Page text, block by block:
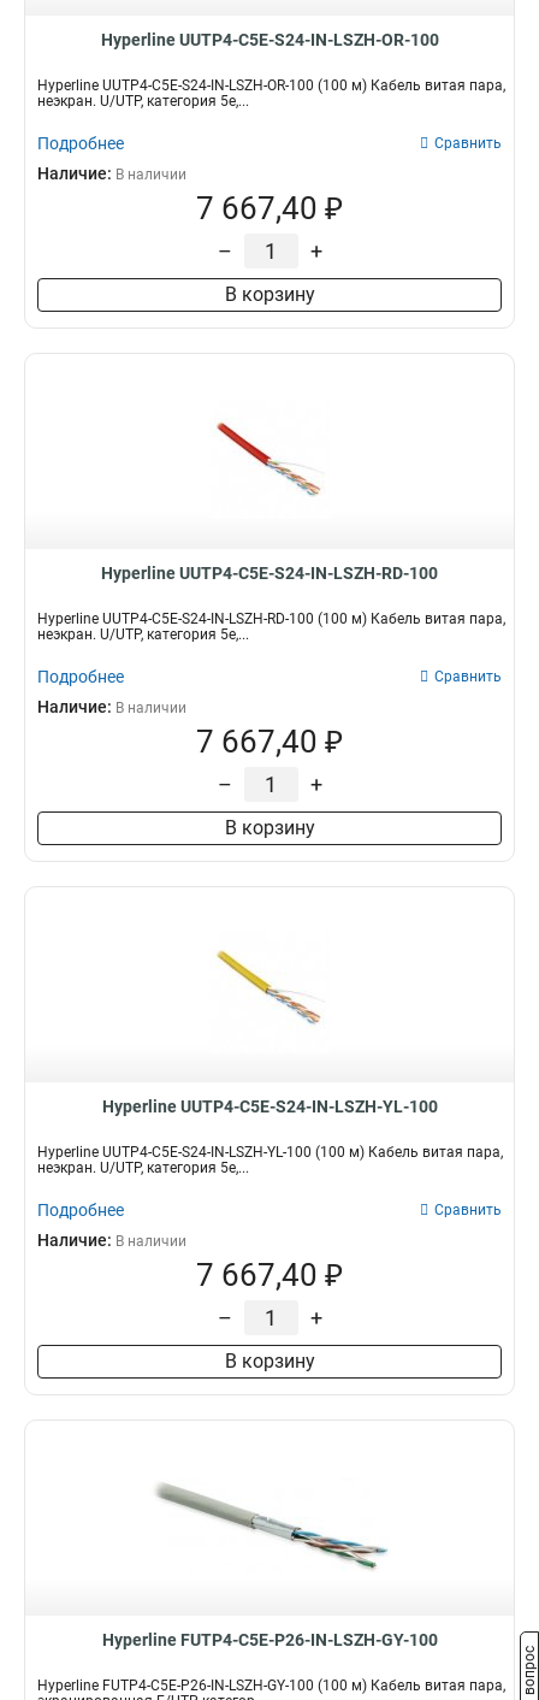
Hyperline UUTP4-C5E-S24-IN-LSZH-OR-100
Hyperline UUTP4-C5E-S24-IN-LSZH-OR-100 (100 м) Кабель витая пара,
неэкран. U/UTP, категория 5e,...
Подробнее Сравнить
Наличие: В наличии
7 667,40 ₽
– +
В корзину
Hyperline UUTP4-C5E-S24-IN-LSZH-RD-100
Hyperline UUTP4-C5E-S24-IN-LSZH-RD-100 (100 м) Кабель витая пара,
неэкран. U/UTP, категория 5e,...
Подробнее Сравнить
Наличие: В наличии
7 667,40 ₽
– +
В корзину
Hyperline UUTP4-C5E-S24-IN-LSZH-YL-100
Hyperline UUTP4-C5E-S24-IN-LSZH-YL-100 (100 м) Кабель витая пара,
неэкран. U/UTP, категория 5e,...
Подробнее Сравнить
Наличие: В наличии
7 667,40 ₽
– +
В корзину
Hyperline FUTP4-C5E-P26-IN-LSZH-GY-100
Hyperline FUTP4-C5E-P26-IN-LSZH-GY-100 (100 м) Кабель витая пара,